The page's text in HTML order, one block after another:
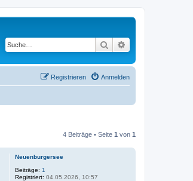
Suche
Anmelden
Registrieren
4 Beiträge • Seite 1 von 1
Neuenburgersee
Beiträge: 1
Registriert: 04.05.2026, 10:57